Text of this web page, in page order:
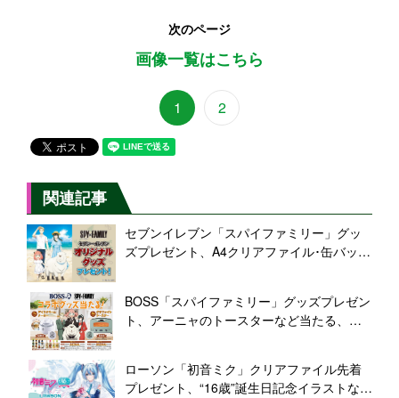
次のページ
画像一覧はこちら
1 2
関連記事
セブンイレブン「スパイファミリー」グッ
ズプレゼント、A4クリアファイル･缶バッ
ーン
BOSS「スパイファミリー」グッズプレゼン
ト、アーニャのトースターなど当たる、ロ
ローソン「初音ミク」クリアファイル先着
プレゼント、“16歳”誕生日記念イラストな